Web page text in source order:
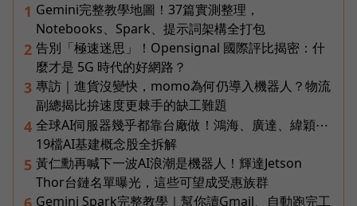
1 Gemini完整教學地圖！37篇實測整理，
Notebooks、Spark、提示詞架構全打包
2 告別「極速迷思」！Opensignal 國際評比揭密：什
麼才是 5G 時代的好網路？
3 專訪｜進貨沒變快，momo為何仍導入機器人？物流
副總揭比拚速度更棘手的缺工難題
4 全球AI伺服器幾乎都靠台廠做！鴻海、廣達、緯穎⋯
19檔AI基建概念股全拆解
5 黃仁勳再喊下一波AI浪潮是機器人！輝達Jetson
Thor台鏈名單曝光，這些可望成受惠族群
Gemini Spark完整教學｜幫你讀Gmail、自動跑完工